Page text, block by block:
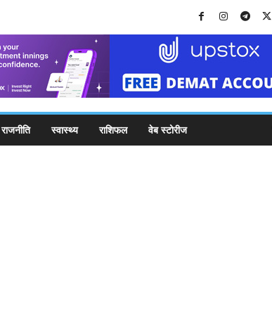
राजनीति स्वास्थ्य राशिफल वेब स्टोरीज